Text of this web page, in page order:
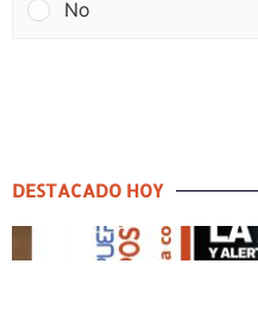
No
DESTACADO HOY